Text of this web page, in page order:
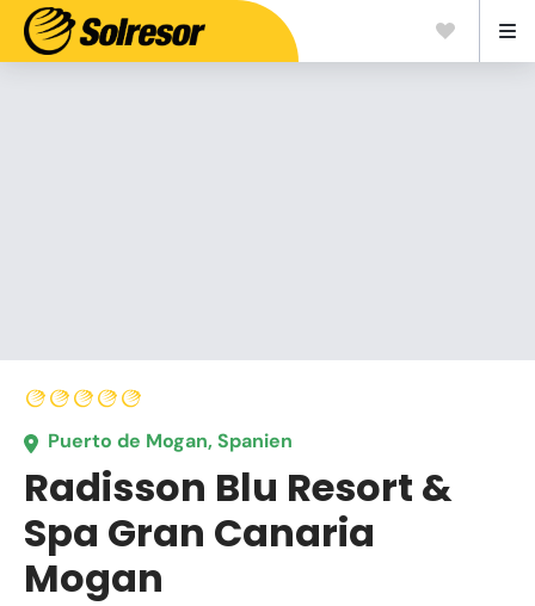
Puerto de Mogan, Spanien
Radisson Blu Resort &
Spa Gran Canaria
Mogan